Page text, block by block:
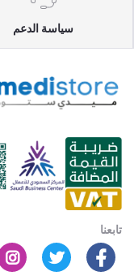
سياسة الدعم
تابعنا